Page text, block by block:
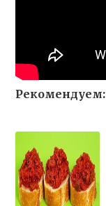
Рекомендуем: